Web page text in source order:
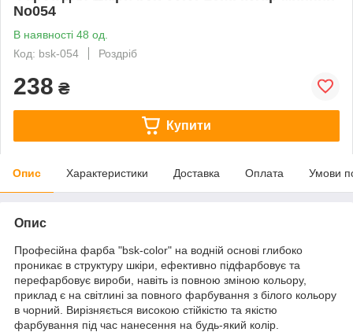
No054
В наявності 48 од.
Код: bsk-054
Роздріб
238 ₴
Купити
Опис Характеристики Доставка Оплата Умови
Опис
Професійна фарба "bsk-color" на водній основі глибоко
проникає в структуру шкіри, ефективно підфарбовує та
перефарбовує вироби, навіть із повною зміною кольору,
приклад є на світлині за повного фарбування з білого кольору
в чорний. Вирізняється високою стійкістю та якістю
фарбування під час нанесення на будь-який колір.